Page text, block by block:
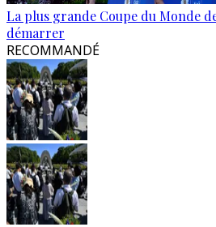
La plus grande Coupe du Monde
démarrer
RECOMMANDÉ